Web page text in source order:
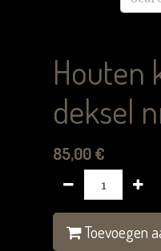
Houten
deksel
85,00€
Toevoegen